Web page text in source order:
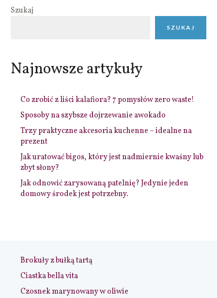
Szukaj
SZUKAJ
Najnowsze artykuły
Co zrobić z liści kalafiora? 7 pomysłów zero waste!
Sposoby na szybsze dojrzewanie awokado
Trzy praktyczne akcesoria kuchenne – idealne na
prezent
Jak uratować bigos, który jest nadmiernie kwaśny lub
zbyt słony?
Jak odnowić zarysowaną patelnię? Jedynie jeden
domowy środek jest potrzebny.
Brokuły z bułką tartą
Ciastka bella vita
Czosnek marynowany w oliwie